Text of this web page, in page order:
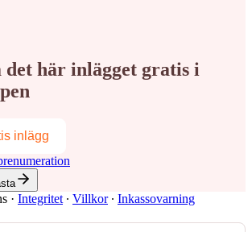
det här inlägget gratis i
inlägg
· Integritet ∙ Villkor∙ Inkassovarning